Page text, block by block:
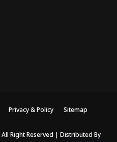
Privacy & Policy Sitemap
All Right Reserved | Distributed By